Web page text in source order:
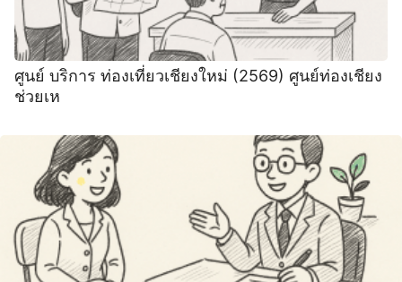
ศูนย์ บริการ ท่องเที่ยวเชียงใหม่ (2569) ศูนย์ท่องเชียง
ช่วยเห